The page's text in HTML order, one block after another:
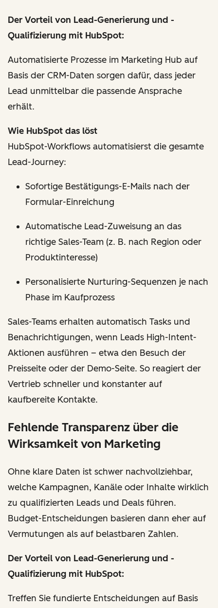
Der Vorteil von Lead-Generierung und -
Qualifizierung mit HubSpot:
Automatisierte Prozesse im Marketing Hub auf
Basis der CRM-Daten sorgen dafür, dass jeder
Lead unmittelbar die passende Ansprache
erhält.
Wie HubSpot das löst
HubSpot-Workflows automatisierst die gesamte
Lead-Journey:
Sofortige Bestätigungs-E-Mails nach der
Formular-Einreichung
Automatische Lead-Zuweisung an das
richtige Sales-Team (z. B. nach Region oder
Produktinteresse)
Personalisierte Nurturing-Sequenzen je nach
Phase im Kaufprozess
Sales-Teams erhalten automatisch Tasks und
Benachrichtigungen, wenn Leads High-Intent-
Aktionen ausführen – etwa den Besuch der
Preisseite oder der Demo-Seite. So reagiert der
Vertrieb schneller und konstanter auf
kaufbereite Kontakte.
Fehlende Transparenz über die
Wirksamkeit von Marketing
Ohne klare Daten ist schwer nachvollziehbar,
welche Kampagnen, Kanäle oder Inhalte wirklich
zu qualifizierten Leads und Deals führen.
Budget-Entscheidungen basieren dann eher auf
Vermutungen als auf belastbaren Zahlen.
Der Vorteil von Lead-Generierung und -
Qualifizierung mit HubSpot:
Treffen Sie fundierte Entscheidungen auf Basis